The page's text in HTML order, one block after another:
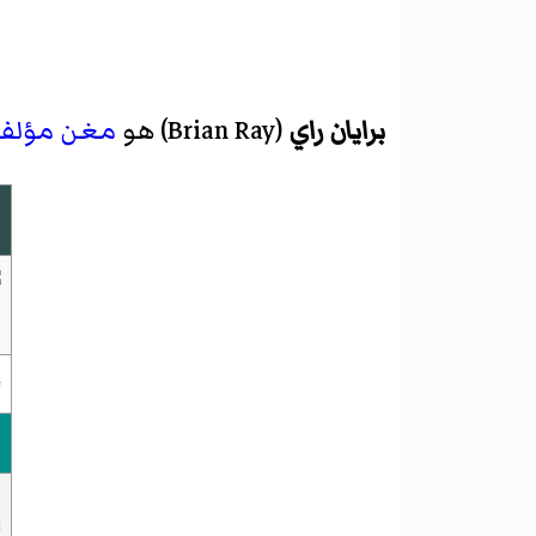
برايان راي(
Brian Ray)‏ هو مغن